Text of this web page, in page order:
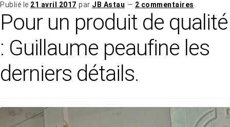
Publié le 21 avril 2017 par JB Astau — 2 commentaires
Pour un produit de qualité
: Guillaume peaufine les
derniers détails.